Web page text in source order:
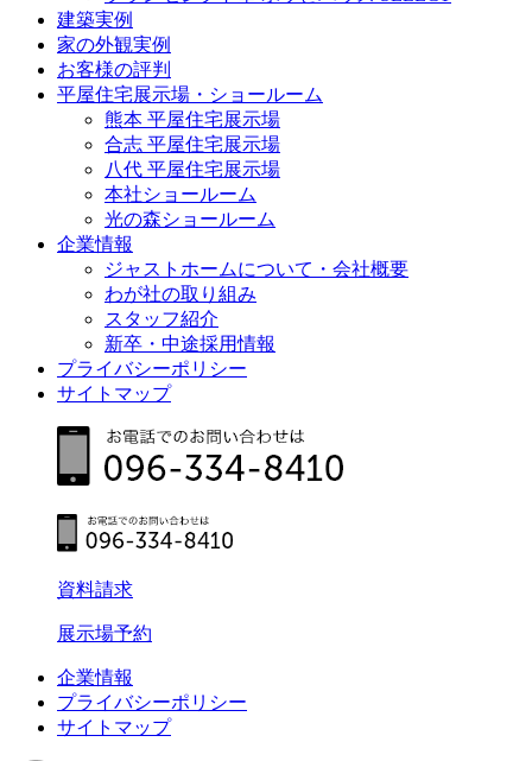
建築実例
家の外観実例
お客様の評判
平屋住宅展示場・ショールーム
熊本 平屋住宅展示場
合志 平屋住宅展示場
八代 平屋住宅展示場
本社ショールーム
光の森ショールーム
企業情報
ジャストホームについて・会社概要
わが社の取り組み
スタッフ紹介
新卒・中途採用情報
プライバシーポリシー
サイトマップ
資料請求
展示場予約
企業情報
プライバシーポリシー
サイトマップ